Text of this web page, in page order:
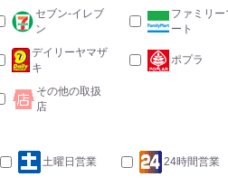
セブン-イレブ
ン
ファミリー
ート
デイリーヤマザ
キ
ポプラ
その他の取扱
店
土曜日営業 24時間営業